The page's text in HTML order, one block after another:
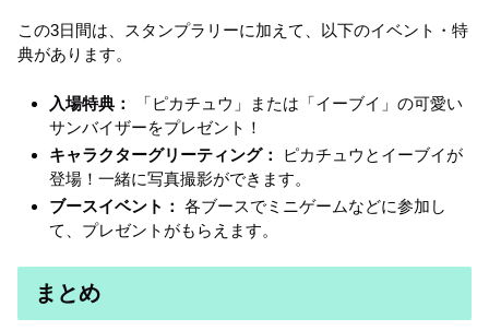
この3日間は、スタンプラリーに加えて、以下のイベント・特
典があります。
入場特典：
「ピカチュウ」または「イーブイ」の可愛い
サンバイザーをプレゼント！
キャラクターグリーティング：
ピカチュウとイーブイが
登場！一緒に写真撮影ができます。
ブースイベント： 各ブースでミニゲームなどに参加し
て、プレゼントがもらえます。
まとめ